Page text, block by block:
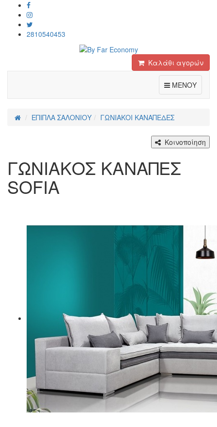
2810540453
Καλάθι αγορών
ΜΕΝΟΥ
ΕΠΙΠΛΑ ΣΑΛΟΝΙΟΥ ΓΩΝΙΑΚΟΙ ΚΑΝΑΠΕΔΕΣ
Κοινοποίηση
ΓΩΝΙΑΚΟΣ ΚΑΝΑΠΕΣ
SOFIA